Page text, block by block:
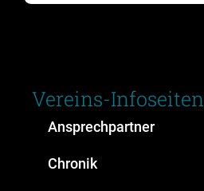
Vereins-Infoseiten
Ansprechpartner
Chronik